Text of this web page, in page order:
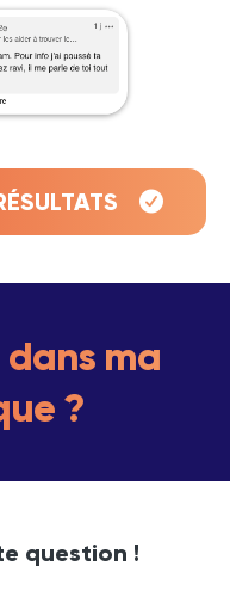
ma
?
question !